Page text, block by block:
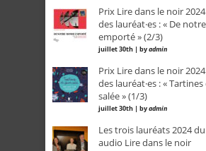
Prix Lire dans le noir
des lauréat·es : « De
emporté » (2/3)
juillet 30th | byadmin
Prix Lire dans le noir
des lauréat·es : «
salée » (1/3)
juillet 30th | byadmin
Les trois lauréats 2024
audio Lire dans le noir